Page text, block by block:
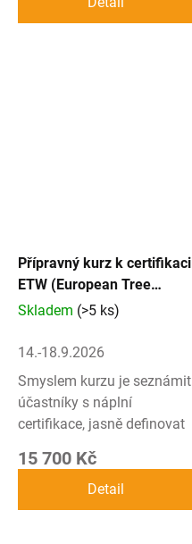
Přípravný kurz k certifikaci
ETW (European Tree
Worker)
Skladem (>5 ks)
14.-18.9.2026
15 700 Kč
Detail
Smyslem kurzu je seznámit
účastníky s náplní
certifikace, jasně definovat
zkoušky a vstupní
certifikací. Přípravný kurz